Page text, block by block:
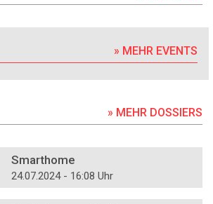
» MEHR EVENTS
» MEHR DOSSIERS
Smarthome
24.07.2024 - 16:08 Uhr